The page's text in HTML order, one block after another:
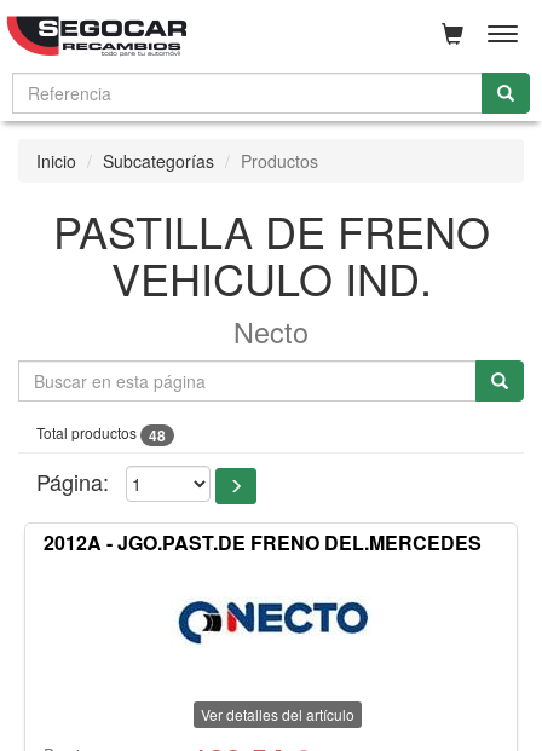
Inicio Subcategorías Productos
PASTILLA DE FRENO
VEHICULO IND.
Necto
Total productos 48
Página:
2012A - JGO.PAST.DE FRENO DEL.MERCEDES
Ver detalles del artículo